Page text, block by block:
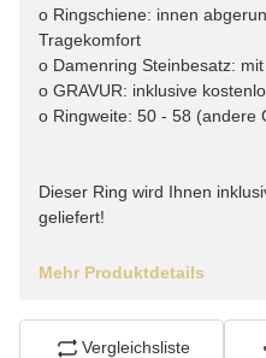
o Ringschiene: innen
Tragekomfort
o Damenring Steinbesatz:
o GRAVUR: inklusive
o Ringweite: 50 - 58 (andere
Dieser Ring wird Ihnen
geliefert!
Mehr Produktdetails
Vergleichsliste